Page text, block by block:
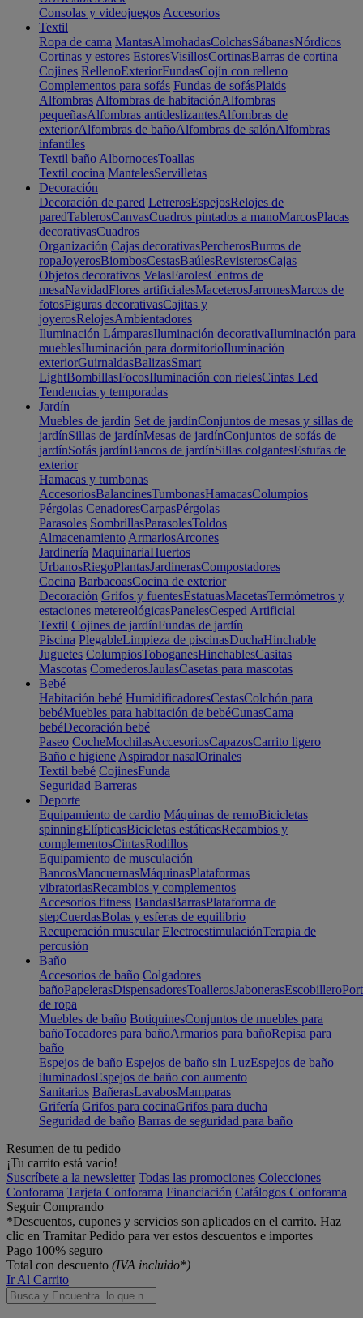
Consolas y videojuegos Accesorios
Textil
Ropa de cama MantasAlmohadasColchasSábanasNórdicos
Cortinas y estores EstoresVisillosCortinasBarras de cortina
Cojines RellenoExteriorFundasCojín con relleno
Complementos para sofás Fundas de sofásPlaids
Alfombras Alfombras de habitaciónAlfombras
pequeñasAlfombras antideslizantesAlfombras de
exteriorAlfombras de bañoAlfombras de salónAlfombras
infantiles
Textil baño AlbornocesToallas
Textil cocina MantelesServilletas
Decoración
Decoración de pared LetrerosEspejosRelojes de
paredTablerosCanvasCuadros pintados a manoMarcosPlacas
decorativasCuadros
Organización Cajas decorativasPercherosBurros de
ropaJoyerosBiombosCestasBaúlesRevisterosCajas
Objetos decorativos VelasFarolesCentros de
mesaNavidadFlores artificialesMaceterosJarronesMarcos de
fotosFiguras decorativasCajitas y
joyerosRelojesAmbientadores
Iluminación LámparasIluminación decorativaIluminación para
mueblesIluminación para dormitorioIluminación
exteriorGuirnaldasBalizasSmart
LightBombillasFocosIluminación con rielesCintas Led
Tendencias y temporadas
Jardín
Muebles de jardín Set de jardínConjuntos de mesas y sillas de
jardínSillas de jardínMesas de jardínConjuntos de sofás de
jardínSofás jardínBancos de jardínSillas colgantesEstufas de
exterior
Hamacas y tumbonas
AccesoriosBalancinesTumbonasHamacasColumpios
Pérgolas CenadoresCarpasPérgolas
Parasoles SombrillasParasolesToldos
Almacenamiento ArmariosArcones
Jardinería MaquinariaHuertos
UrbanosRiegoPlantasJardinerasCompostadores
Cocina BarbacoasCocina de exterior
Decoración Grifos y fuentesEstatuasMacetasTermómetros y
estaciones metereológicasPanelesCesped Artificial
Textil Cojines de jardínFundas de jardín
Piscina PlegableLimpieza de piscinasDuchaHinchable
Juguetes ColumpiosToboganesHinchablesCasitas
Mascotas ComederosJaulasCasetas para mascotas
Bebé
Habitación bebé HumidificadoresCestasColchón para
bebéMuebles para habitación de bebéCunasCama
bebéDecoración bebé
Paseo CocheMochilasAccesoriosCapazosCarrito ligero
Baño e higiene Aspirador nasalOrinales
Textil bebé CojinesFunda
Seguridad Barreras
Deporte
Equipamiento de cardio Máquinas de remoBicicletas
spinningElípticasBicicletas estáticasRecambios y
complementosCintasRodillos
Equipamiento de musculación
BancosMancuernasMáquinasPlataformas
vibratoriasRecambios y complementos
Accesorios fitness BandasBarrasPlataforma de
stepCuerdasBolas y esferas de equilibrio
Recuperación muscular ElectroestimulaciónTerapia de
percusión
Baño
Accesorios de baño Colgadores
bañoPapelerasDispensadoresToallerosJabonerasEscobillero
de ropa
Muebles de baño BotiquinesConjuntos de muebles para
bañoTocadores para bañoArmarios para bañoRepisa para
baño
Espejos de baño Espejos de baño sin LuzEspejos de baño
iluminadosEspejos de baño con aumento
Sanitarios BañerasLavabosMamparas
Grifería Grifos para cocinaGrifos para ducha
Seguridad de baño Barras de seguridad para baño
Resumen de tu pedido
¡Tu carrito está vacío!
Suscríbete a la newsletter Todas las promociones Colecciones
Conforama Tarjeta Conforama Financiación Catálogos Conforama
Seguir Comprando
*Descuentos, cupones y servicios son aplicados en el carrito. Haz
clic en Tramitar Pedido para ver estos descuentos e importes
Pago 100% seguro
Total con descuento (IVA incluido*)
Ir Al Carrito